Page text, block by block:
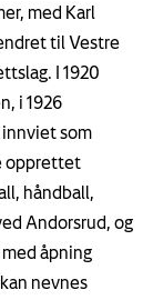
med Karl
til Vestre
I 1920
i 1926
innviet som
opprettet
håndball,
Andorsrud, og
åpning
nevnes